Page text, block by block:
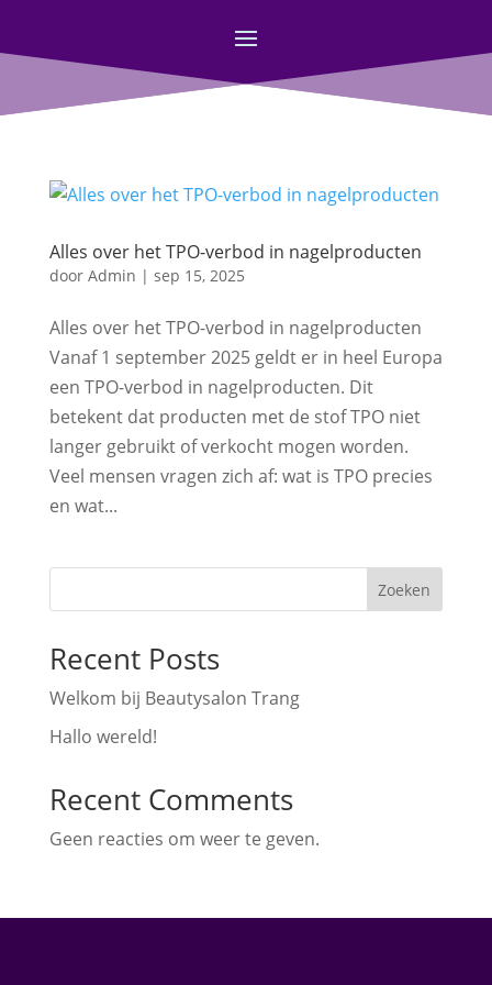
Alles over het TPO-verbod in nagelproducten
door Admin | sep 15, 2025
Alles over het TPO-verbod in nagelproducten
Vanaf 1 september 2025 geldt er in heel Europa
een TPO-verbod in nagelproducten. Dit
betekent dat producten met de stof TPO niet
langer gebruikt of verkocht mogen worden.
Veel mensen vragen zich af: wat is TPO precies
en wat...
Zoeken
Recent Posts
Welkom bij Beautysalon Trang
Hallo wereld!
Recent Comments
Geen reacties om weer te geven.